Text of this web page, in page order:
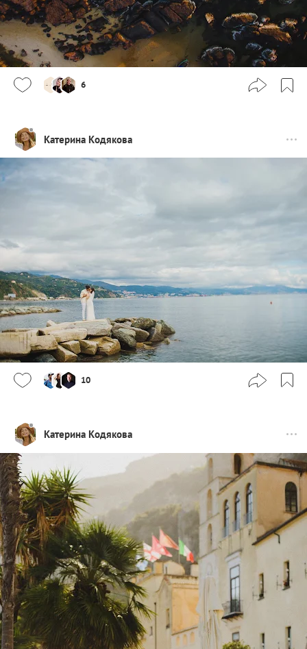
6
Катерина Кодякова
10
Катерина Кодякова